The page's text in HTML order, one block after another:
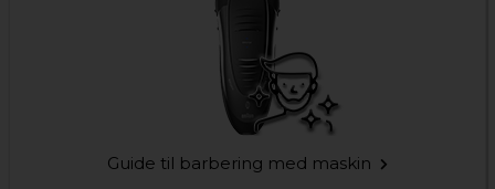
Guide til barbering med maskin